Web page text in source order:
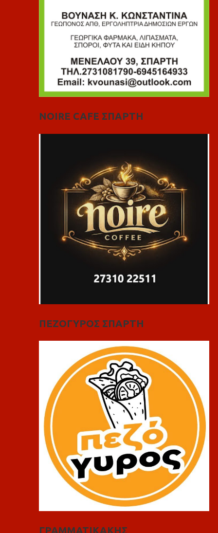
NOIRE CAFE ΣΠΑΡΤΗ
ΠΕΖΟΓΥΡΟΣ ΣΠΑΡΤΗ
ΓΡΑΜΜΑΤΙΚΑΚΗΣ